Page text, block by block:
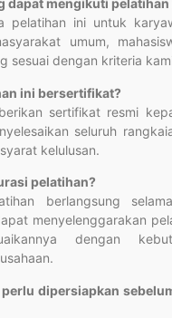
dapat mengikuti pelatihan
pelatihan ini untuk
umum,
sesuai dengan kriteria
ini bersertifikat?
sertifikat resmi
seluruh
kelulusan.
pelatihan?
berlangsung
menyelenggarakan
dengan
dipersiapkan